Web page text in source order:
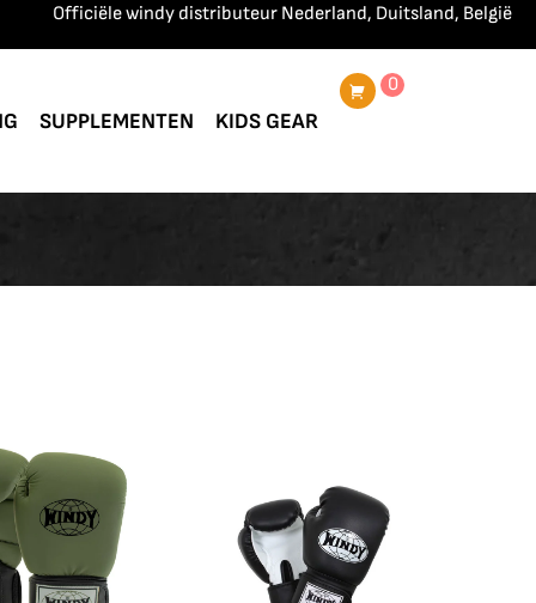
Officiële windy distributeur Nederland, Duitsland, België,
SUPPLEMENTEN KIDS GEAR
0